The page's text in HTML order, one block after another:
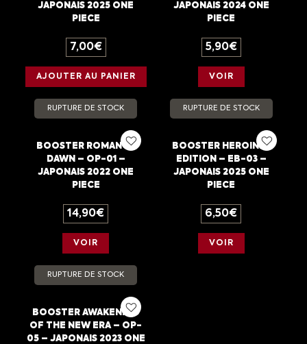
JAPONAIS 2025 ONE
PIECE
7,00€
AJOUTER AU PANIER
JAPONAIS 2024 ONE
PIECE
5,90€
VOIR
RUPTURE DE STOCK
BOOSTER ROMANCE
DAWN – OP-01 –
JAPONAIS 2022 ONE
PIECE
14,90€
VOIR
RUPTURE DE STOCK
BOOSTER HEROINES
EDITION – EB-03 –
JAPONAIS 2025 ONE
PIECE
6,50€
VOIR
RUPTURE DE STOCK
BOOSTER AWAKENING
OF THE NEW ERA – OP-
05 – JAPONAIS 2023 ONE